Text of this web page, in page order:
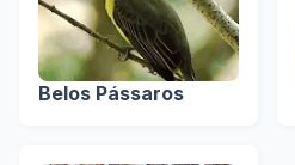
Belos Pássaros